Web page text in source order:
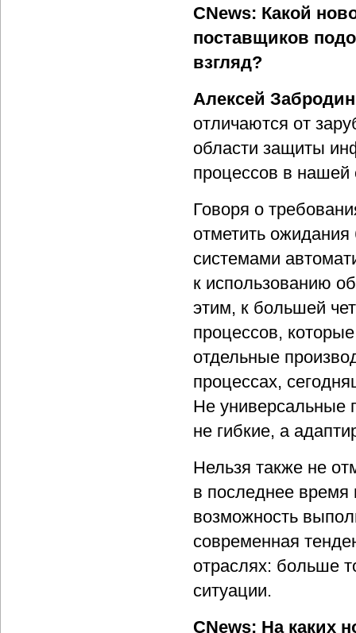
CNews: Какой
поставщиков
взгляд?
Алексей
отличаются от
области защиты
процессов в
Говоря о
отметить
системами
к использованию
этим, к большей
процессов,
отдельные
процессах,
Не универсальные
не гибкие, а
Нельзя также не
в последнее время
возможность
современная
отраслях: больше
ситуации.
CNews: На каких